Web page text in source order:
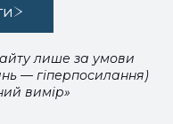
лише за умови
— гіперпосилання)
вимір»